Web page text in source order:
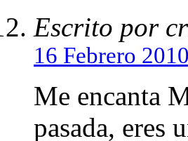
Escrito por
16 Febrero
Me encanta
pasada, eres